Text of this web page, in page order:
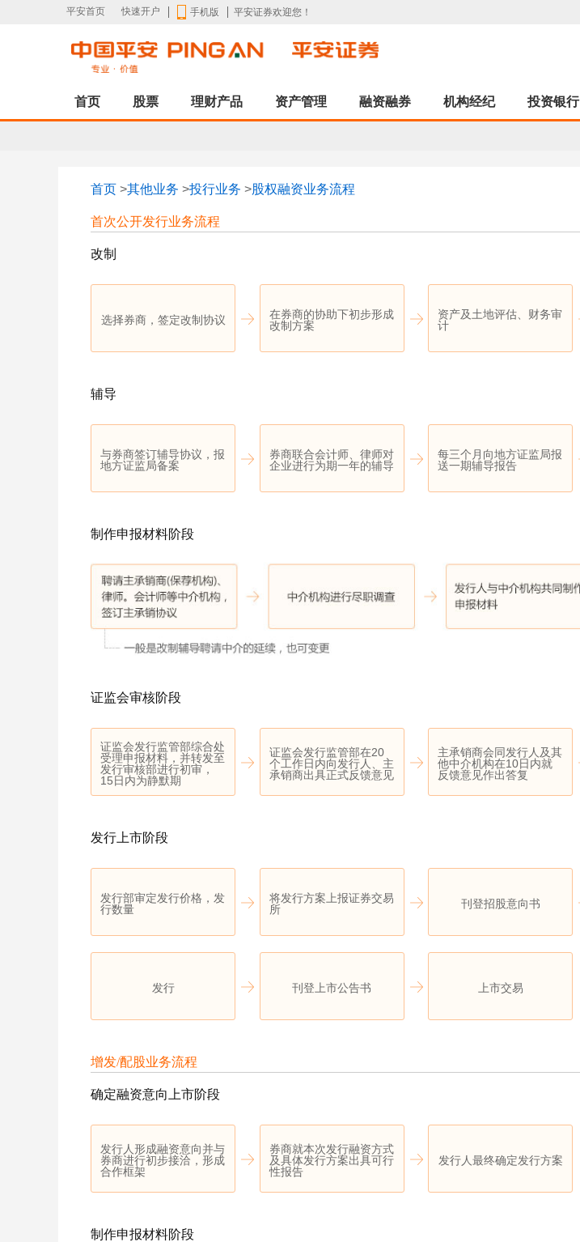
平安首页 快速开户 手机版 平安证券欢迎您！
首页 股票 理财产品 资产管理 融资融券 机构经纪 投资银行
首页 >其他业务 >投行业务 >股权融资业务流程
首次公开发行业务流程
改制
选择券商，签定改制协议
在券商的协助下初步形成
改制方案
资产及土地评估、财务审
计
辅导
与券商签订辅导协议，报
地方证监局备案
券商联合会计师、律师对
企业进行为期一年的辅导
每三个月向地方证监局报
送一期辅导报告
制作申报材料阶段
证监会审核阶段
证监会发行监管部综合处
受理申报材料，并转发至
发行审核部进行初审，
15日内为静默期
证监会发行监管部在20
个工作日内向发行人、主
承销商出具正式反馈意见
主承销商会同发行人及其
他中介机构在10日内就
反馈意见作出答复
发行上市阶段
发行部审定发行价格，发
行数量
将发行方案上报证券交易
所
刊登招股意向书
发行 刊登上市公告书 上市交易
增发/配股业务流程
确定融资意向上市阶段
发行人形成融资意向并与
券商进行初步接洽，形成
合作框架
券商就本次发行融资方式
及具体发行方案出具可行
性报告
发行人最终确定发行方案
制作申报材料阶段